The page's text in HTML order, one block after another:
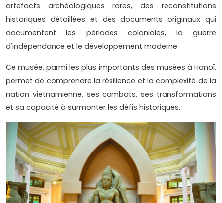
artefacts archéologiques rares, des reconstitutions
historiques détaillées et des documents originaux qui
documentent les périodes coloniales, la guerre
d'indépendance et le développement moderne.
Ce musée, parmi les plus importants des musées à Hanoï,
permet de comprendre la résilience et la complexité de la
nation vietnamienne, ses combats, ses transformations
et sa capacité à surmonter les défis historiques.